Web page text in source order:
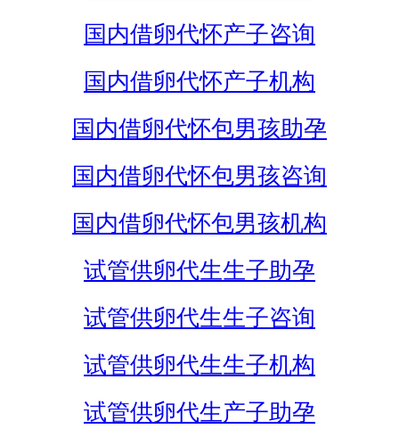
国内借卵代怀产子咨询
国内借卵代怀产子机构
国内借卵代怀包男孩助孕
国内借卵代怀包男孩咨询
国内借卵代怀包男孩机构
试管供卵代生生子助孕
试管供卵代生生子咨询
试管供卵代生生子机构
试管供卵代生产子助孕